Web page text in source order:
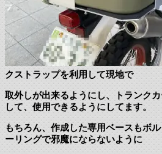
クストラップを利用して現地で
取外しが出来るようにし、トランク
して、使用できるようにしてます。
もちろん、作成した専用ベースもボ
ーリングで邪魔にならないように